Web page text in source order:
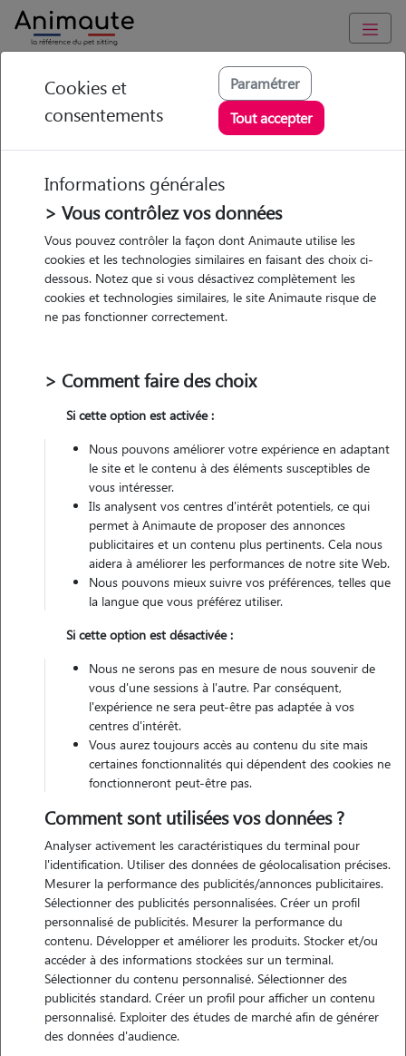
Animaute Centre-Val-de-Loire Loiret /Pithiviers
Marlene - Petsitter à
VRIGNY
• 30 ans
Véhiculé
Contacter
L'envoi d'une demande est sans engagement
Motivation
hello ! moi c'est marlène. je suis quelqu'un qui adore les animaux, je
serai présente plusieurs fois par jours pour m'occuper de vos petits
loulous si besoins. n'hésitez pas à me contacter n'importe quand.
Expérience
une passion pour les animaux. ayant depuis maintenant 5 ans, un
Cookies et
consentements
Paramétrer
Tout accepter
Informations générales
> Vous contrôlez vos données
Vous pouvez contrôler la façon dont Animaute utilise les
cookies et les technologies similaires en faisant des choix ci-
dessous. Notez que si vous désactivez complètement les
cookies et technologies similaires, le site Animaute risque de
ne pas fonctionner correctement.
> Comment faire des choix
Si cette option est activée :
Nous pouvons améliorer votre expérience en adaptant
le site et le contenu à des éléments susceptibles de
vous intéresser.
Ils analysent vos centres d'intérêt potentiels, ce qui
permet à Animaute de proposer des annonces
publicitaires et un contenu plus pertinents. Cela nous
aidera à améliorer les performances de notre site Web.
Nous pouvons mieux suivre vos préférences, telles que
la langue que vous préférez utiliser.
Si cette option est désactivée :
Nous ne serons pas en mesure de nous souvenir de
vous d'une sessions à l'autre. Par conséquent,
l'expérience ne sera peut-être pas adaptée à vos
centres d'intérêt.
Vous aurez toujours accès au contenu du site mais
certaines fonctionnalités qui dépendent des cookies ne
fonctionneront peut-être pas.
Comment sont utilisées vos données ?
Analyser activement les caractéristiques du terminal pour
l'identification. Utiliser des données de géolocalisation précises.
Mesurer la performance des publicités/annonces publicitaires.
Sélectionner des publicités personnalisées. Créer un profil
personnalisé de publicités. Mesurer la performance du
contenu. Développer et améliorer les produits. Stocker et/ou
accéder à des informations stockées sur un terminal.
Sélectionner du contenu personnalisé. Sélectionner des
publicités standard. Créer un profil pour afficher un contenu
personnalisé. Exploiter des études de marché afin de générer
des données d'audience.